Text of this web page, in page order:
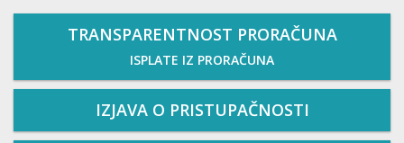
TRANSPARENTNOST PRORAČUNA
ISPLATE IZ PRORAČUNA
IZJAVA O PRISTUPAČNOSTI